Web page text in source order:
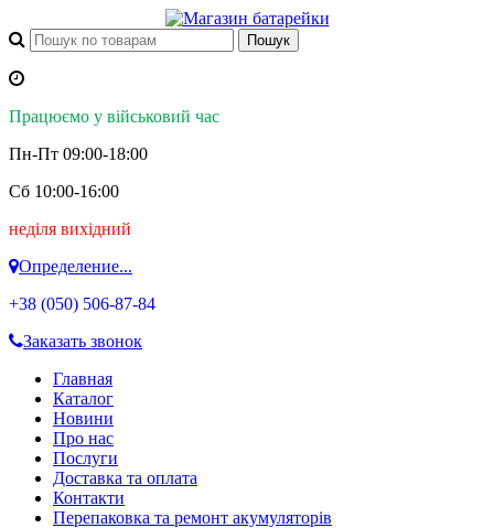
Працюємо у військовий час
Пн-Пт 09:00-18:00
Сб 10:00-16:00
неділя вихідний
Определение...
+38 (050) 506-87-84
Заказать звонок
Главная
Каталог
Новини
Про нас
Послуги
Доставка та оплата
Контакти
Перепаковка та ремонт акумуляторів